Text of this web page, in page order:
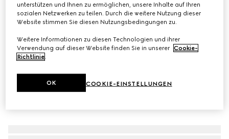
unterstützen und Ihnen zu ermöglichen, unsere Inhalte auf Ihren
sozialen Netzwerken zu teilen. Durch die weitere Nutzung dieser
Website stimmen Sie diesen Nutzungsbedingungen zu.
Weitere Informationen zu diesen Technologien und ihrer
Verwendung auf dieser Website finden Sie in unserer Cookie-
Richtlinie
COOKIE-EINSTELLUNGEN
OK